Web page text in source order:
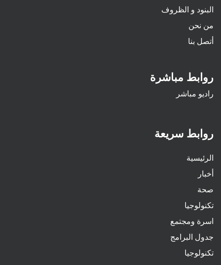
البنود و الظروف
من نحن
أتصل بنا
روابط مباشرة
راديو مباشر
روابط سريعة
الرئيسية
أخبار
صحة
تكنولوجيا
اسرة ومجتمع
جدول البرامج
تكنولوجيا